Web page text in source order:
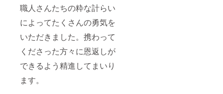
職人さんたちの粋な計らい
によってたくさんの勇気を
いただきました。携わって
くださった方々に恩返しが
できるよう精進してまいり
ます。